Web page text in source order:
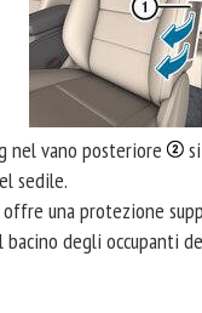
nel vano posteriore
sedile.
una protezione
degli occupanti